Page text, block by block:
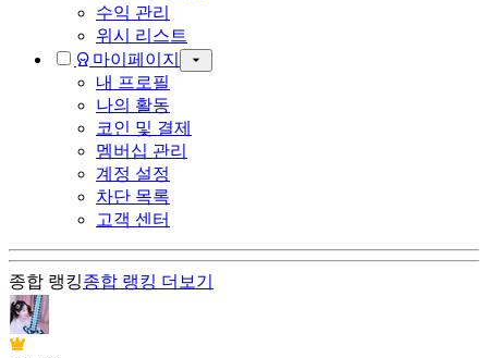
수익 관리
위시 리스트
마이페이지
내 프로필
나의 활동
코인 및 결제
멤버십 관리
계정 설정
차단 목록
고객 센터
종합 랭킹종합 랭킹 더보기